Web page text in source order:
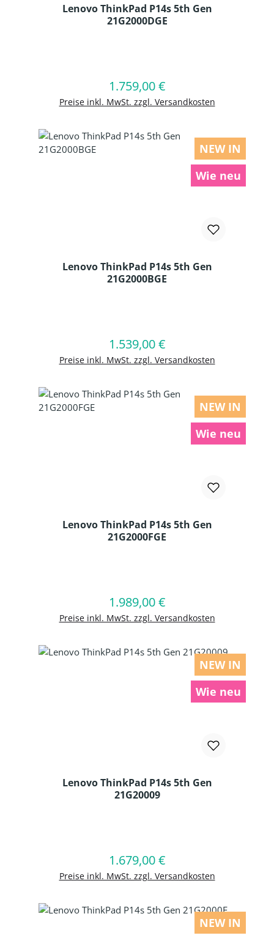
Lenovo ThinkPad P14s 5th Gen
21G2000DGE
Regulärer Preis:
1.759,00 €
Preise inkl. MwSt. zzgl. Versandkosten
In den Warenkorb
NEW IN
Wie neu
Lenovo ThinkPad P14s 5th Gen
21G2000BGE
Regulärer Preis:
1.539,00 €
Preise inkl. MwSt. zzgl. Versandkosten
In den Warenkorb
NEW IN
Wie neu
Lenovo ThinkPad P14s 5th Gen
21G2000FGE
Regulärer Preis:
1.989,00 €
Preise inkl. MwSt. zzgl. Versandkosten
In den Warenkorb
NEW IN
Wie neu
Lenovo ThinkPad P14s 5th Gen
21G20009
Regulärer Preis:
1.679,00 €
Preise inkl. MwSt. zzgl. Versandkosten
In den Warenkorb
NEW IN